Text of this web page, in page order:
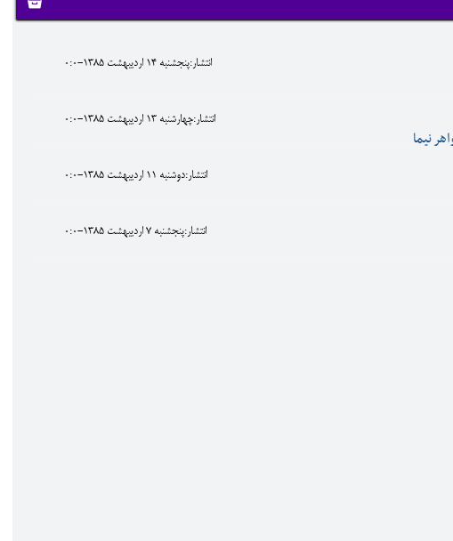
انتشار:پنجشنبه 14 ارديبهشت 1385-0:0
انتشار:چهارشنبه 13 ارديبهشت 1385-0:0
نيما
انتشار:دوشنبه 11 ارديبهشت 1385-0:0
انتشار:پنجشنبه 7 ارديبهشت 1385-0:0